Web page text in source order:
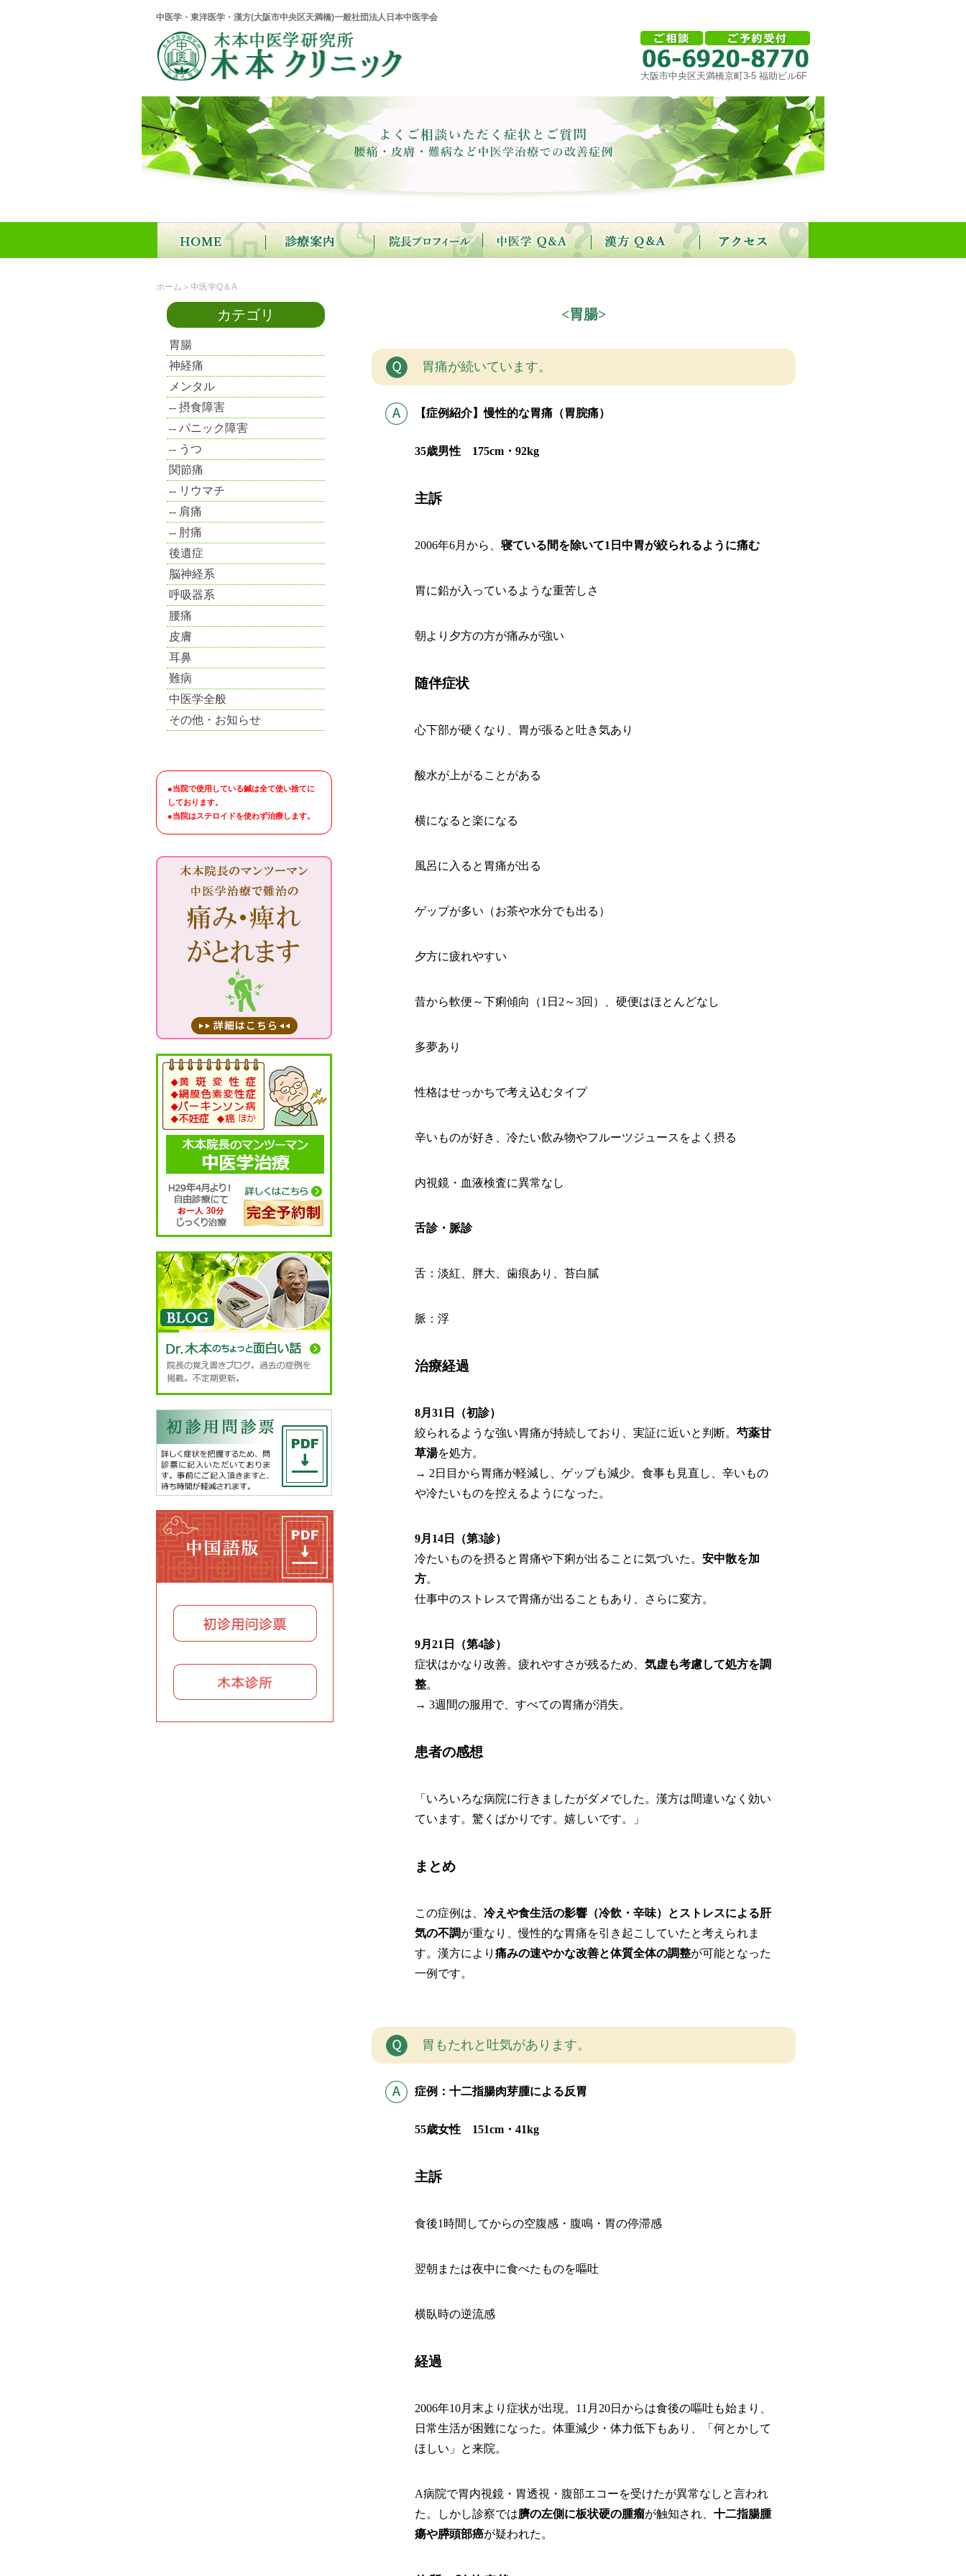
中医学・東洋医学・漢方(大阪市中央区天満橋)一般社団法人日本中医学会
大阪市中央区天満橋京町3-5 福助ビル6F
ホーム ＞中医学Q＆A
<胃腸>
胃痛が続いています。
【症例紹介】慢性的な胃痛（胃脘痛）
35歳男性 175cm・92kg
主訴
2006年6月から、 寝ている間を除いて1日中胃が絞られるように痛む
胃に鉛が入っているような重苦しさ
朝より夕方の方が痛みが強い
随伴症状
心下部が硬くなり、胃が張ると吐き気あり
酸水が上がることがある
横になると楽になる
風呂に入ると胃痛が出る
ゲップが多い（お茶や水分でも出る）
夕方に疲れやすい
昔から軟便～下痢傾向（1日2～3回）、硬便はほとんどなし
多夢あり
性格はせっかちで考え込むタイプ
辛いものが好き、冷たい飲み物やフルーツジュースをよく摂る
内視鏡・血液検査に異常なし
舌診・脈診
舌：淡紅、胖大、歯痕あり、苔白膩
脈：浮
治療経過
8月31日（初診）
絞られるような強い胃痛が持続しており、実証に近いと判断。 芍薬甘
草湯を処方。
→ 2日目から胃痛が軽減し、ゲップも減少。食事も見直し、辛いもの
や冷たいものを控えるようになった。
9月14日（第3診）
冷たいものを摂ると胃痛や下痢が出ることに気づいた。 安中散を加
方。
仕事中のストレスで胃痛が出ることもあり、さらに変方。
9月21日（第4診）
症状はかなり改善。疲れやすさが残るため、 気虚も考慮して処方を調
整。
→ 3週間の服用で、すべての胃痛が消失。
患者の感想
「いろいろな病院に行きましたがダメでした。漢方は間違いなく効い
ています。驚くばかりです。嬉しいです。」
まとめ
この症例は、 冷えや食生活の影響（冷飲・辛味）とストレスによる肝
気の不調が重なり、慢性的な胃痛を引き起こしていたと考えられま
す。漢方により 痛みの速やかな改善と体質全体の調整が可能となった
一例です。
胃もたれと吐気があります。
症例：十二指腸肉芽腫による反胃
55歳女性 151cm・41kg
主訴
食後1時間してからの空腹感・腹鳴・胃の停滞感
翌朝または夜中に食べたものを嘔吐
横臥時の逆流感
経過
2006年10月末より症状が出現。11月20日からは食後の嘔吐も始まり、
日常生活が困難になった。体重減少・体力低下もあり、「何とかして
ほしい」と来院。
A病院で胃内視鏡・胃透視・腹部エコーを受けたが異常なしと言われ
た。しかし診察では臍の左側に板状硬の腫瘤が触知され、 十二指腸腫
瘍や膵頭部癌が疑われた。
カテゴリ
胃腸
神経痛
メンタル
摂食障害
パニック障害
うつ
関節痛
リウマチ
肩痛
肘痛
後遺症
脳神経系
呼吸器系
腰痛
皮膚
耳鼻
難病
中医学全般
その他・お知らせ
●当院で使用している鍼は全て使い捨てに
しております。
●当院はステロイドを使わず治療します。